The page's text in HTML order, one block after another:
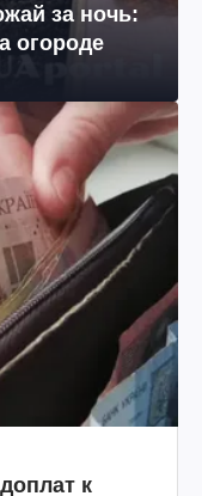
за ночь:
огороде
к